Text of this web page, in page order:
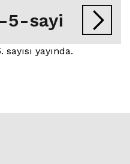
5-sayi
yayında.